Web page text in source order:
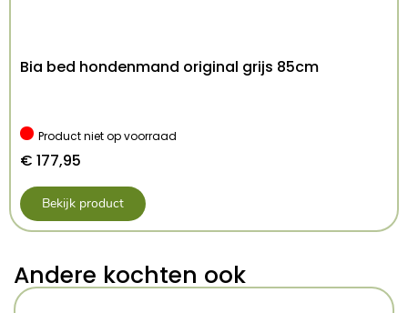
Bia bed hondenmand original grijs 85cm
Product niet op voorraad
€ 177,95
Bekijk product
Andere kochten ook